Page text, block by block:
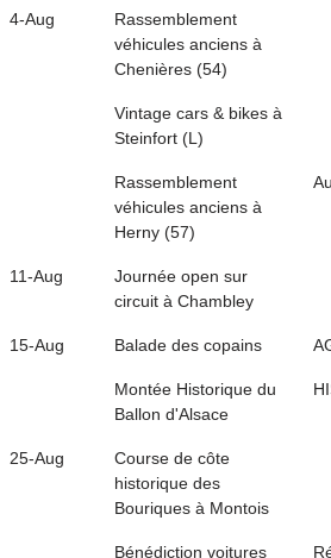
4-Aug
Rassemblement
véhicules anciens à
Chenières (54)
Vintage cars & bikes à
Steinfort (L)
Rassemblement
véhicules anciens à
Herny (57)
11-Aug
Journée open sur
circuit à Chambley
15-Aug Balade des copains
Montée Historique du
Ballon d'Alsace
25-Aug
Course de côte
historique des
Bouriques à Montois
Bénédiction voitures